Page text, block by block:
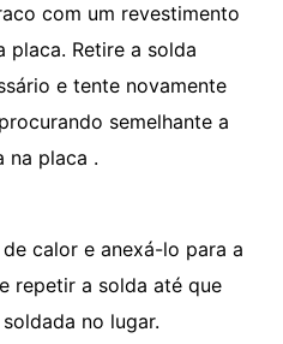
com um revestimento
placa. Retire a solda
e tente novamente
semelhante a
na placa .
calor e anexá-lo para a
repetir a solda até que
no lugar.